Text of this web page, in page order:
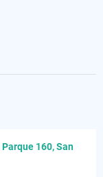
160, San